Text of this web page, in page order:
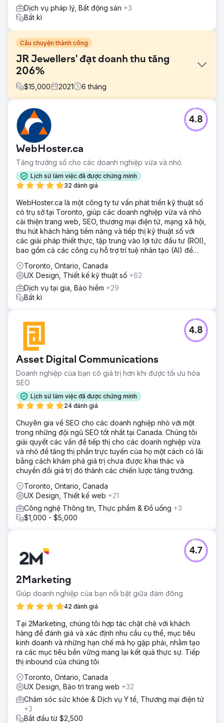
Dịch vụ pháp lý, Bất động sản +3
Bất kì
Câu chuyện thành công
JR Jewellers' đạt doanh thu tăng
206%
$15,000 2021 6 tháng
Thử thách
Thị trường của JR Jewelers có tính cạnh tranh tự nhiên và
tồn tại trong một thị trường ngách sang trọng. Xây dựng
niềm tin với khách hàng và kết nối với khách hàng tiềm
năng là một việc khó khăn. Bằng cách hợp tác với
GroupFractal, JR Jewelers hy vọng hiểu rõ hơn lý do tại
sao tỷ lệ chuyển đổi lại kém hiệu quả.
Giải pháp
hai lớp đồng thời để tăng cường tối ưu hóa chuyển đổi: 1-
Thu hút lưu lượng truy cập cho các kênh không phải trả
tiền và trả phí. 2- Lớp hành vi/chuyển đổi. Bằng cách tập
trung vào trải nghiệm người dùng và kênh chuyển đổi,
chúng tôi đã tối ưu hóa các trang trên trang web
Với nền tảng sẵn có để xây dựng một chiến dịch thành
công và mang tính chiến lược, kết quả trong ba tháng đầu
tiên bao gồm: tỷ lệ chuyển đổi thương mại điện tử tăng
70%. Giao dịch thương mại điện tử tăng 60%. Tổng doanh
WebHoster.ca
Tăng trưởng số cho các doanh nghiệp vừa và nhỏ.
Lịch sử làm việc đã được chứng minh
32 đánh giá
4.8
WebHoster.ca là một công ty tư vấn phát triển kỹ thuật số
có trụ sở tại Toronto, giúp các doanh nghiệp vừa và nhỏ
cải thiện trang web, SEO, thương mại điện tử, mạng xã hội,
thu hút khách hàng tiềm năng và tiếp thị kỹ thuật số với
các giải pháp thiết thực, tập trung vào lợi tức đầu tư (ROI),
bao gồm cả các công cụ hỗ trợ trí tuệ nhân tạo (AI) để
Toronto, Ontario, Canada
UX Design, Thiết kế kỹ thuật số +62
Dịch vụ tại gia, Bảo hiểm +29
Bất kì
Asset Digital Communications
Doanh nghiệp của bạn có giá trị hơn khi được tối ưu hóa
SEO
Lịch sử làm việc đã được chứng minh
24 đánh giá
4.8
Chuyên gia về SEO cho các doanh nghiệp nhỏ với một
trong những đội ngũ SEO tốt nhất tại Canada. Chúng tôi
giải quyết các vấn đề tiếp thị cho các doanh nghiệp vừa
và nhỏ để tăng thị phần trực tuyến của họ một cách có lãi
bằng cách khám phá giá trị chưa được khai thác và
chuyển đổi giá trị đó thành các chiến lược tăng trưởng.
Toronto, Ontario, Canada
UX Design, Thiết kế web +21
Công nghệ Thông tin, Thực phẩm & Đồ uống +3
$1,000 - $5,000
2Marketing
Giúp doanh nghiệp của bạn nổi bật giữa đám đông
42 đánh giá
4.7
Tại 2Marketing, chúng tôi hợp tác chặt chẽ với khách
hàng để đánh giá và xác định nhu cầu cụ thể, mục tiêu
kinh doanh và những hạn chế mà họ gặp phải, nhằm tạo
ra các mục tiêu bền vững mang lại kết quả thực sự. Tiếp
thị inbound của chúng tôi
Toronto, Ontario, Canada
UX Design, Bảo trì trang web +32
Chăm sóc sức khỏe & Dịch vụ Y tế, Thương mại điện tử
+3
Bắt đầu từ $2,500